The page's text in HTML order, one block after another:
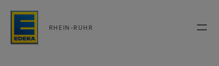
RHEIN-RUHR